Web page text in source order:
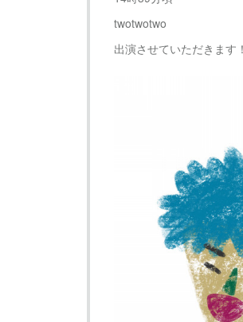
twotwotwo
出演させていただきます